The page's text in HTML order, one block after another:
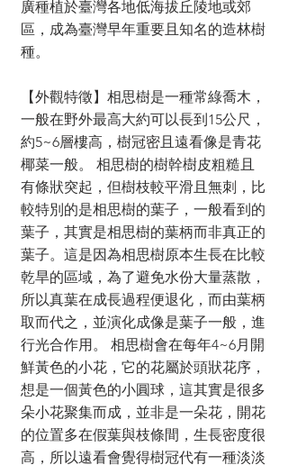
廣種植於臺灣各地低海拔丘陵地或郊
區，成為臺灣早年重要且知名的造林樹
種。
【外觀特徵】相思樹是一種常綠喬木，
一般在野外最高大約可以長到15公尺，
約5~6層樓高，樹冠密且遠看像是青花
椰菜一般。 相思樹的樹幹樹皮粗糙且
有條狀突起，但樹枝較平滑且無刺，比
較特別的是相思樹的葉子，一般看到的
葉子，其實是相思樹的葉柄而非真正的
葉子。這是因為相思樹原本生長在比較
乾旱的區域，為了避免水份大量蒸散，
所以真葉在成長過程便退化，而由葉柄
取而代之，並演化成像是葉子一般，進
行光合作用。 相思樹會在每年4~6月開
鮮黃色的小花，它的花屬於頭狀花序，
想是一個黃色的小圓球，這其實是很多
朵小花聚集而成，並非是一朵花，開花
的位置多在假葉與枝條間，生長密度很
高，所以遠看會覺得樹冠代有一種淡淡